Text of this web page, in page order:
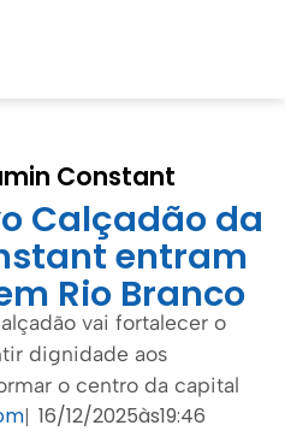
Constant
Calçadão da
entram
Rio Branco
vai fortalecer o
dignidade aos
o centro da capital
| 16/12/2025às19:46